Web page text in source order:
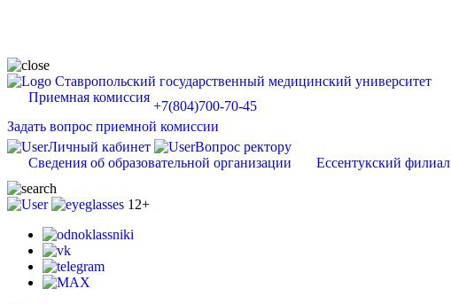
Ставропольский государственный медицинский университет
Приемная комиссия
+7(804)700-70-45
Задать вопрос приемной комиссии
Личный кабинет
Вопрос ректору
Сведения об образовательной организации
Ессентукский филиал
12+